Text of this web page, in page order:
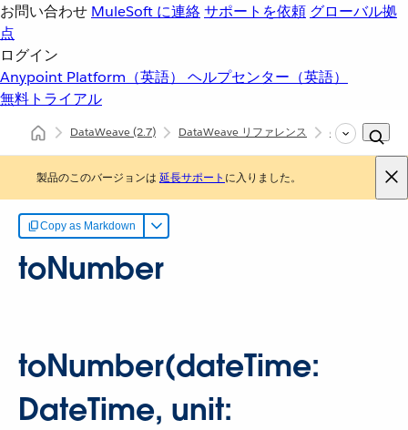
お問い合わせ MuleSoft に連絡サポートを依頼 グローバル拠
点
ログイン
Anypoint Platform（英語） ヘルプセンター（英語）
無料トライアル
DataWeave(2.7) DataWeave リファレンス
製品のこのバージョンは 延長サポート に入りました。
Copy as Markdown
toNumber
toNumber(dateTime:
DateTime, unit: